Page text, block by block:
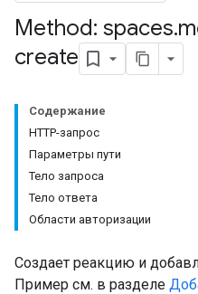
Method: spaces.
create
Содержание
HTTP-запрос
Параметры пути
Тело запроса
Тело ответа
Области авторизации
Создает реакцию и
Пример см. в разделе